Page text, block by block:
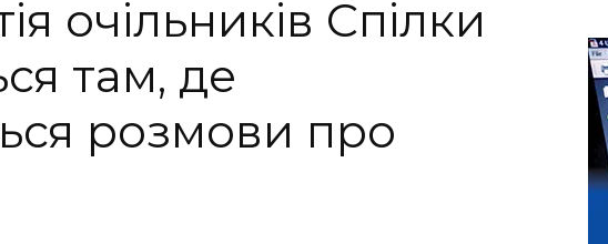
очільників Спілки
там, де
розмови про